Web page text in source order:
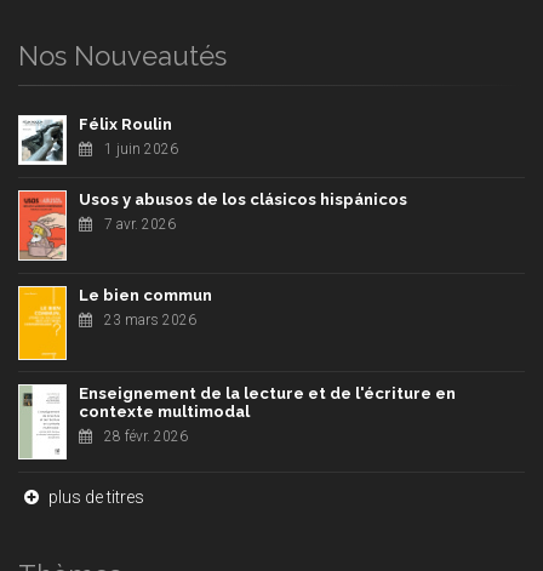
Nos Nouveautés
Félix Roulin
1 juin 2026
Usos y abusos de los clásicos hispánicos
7 avr. 2026
Le bien commun
23 mars 2026
Enseignement de la lecture et de l'écriture en
contexte multimodal
28 févr. 2026
plus de titres